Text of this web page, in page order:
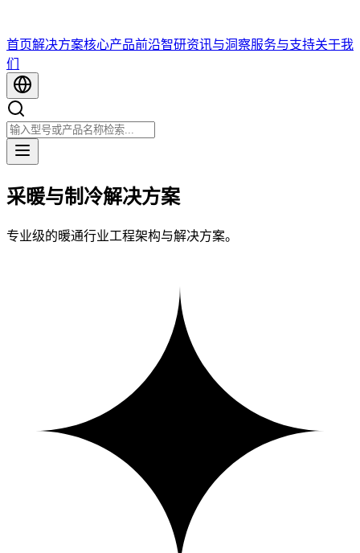
首页解决方案核心产品前沿智研资讯与洞察服务与支持关于我
们
采暖与制冷解决方案
专业级的暖通行业工程架构与解决方案。